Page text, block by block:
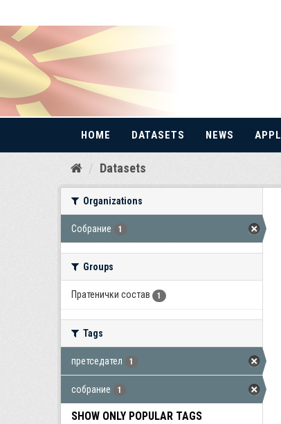
Skip
HOME DATASETS NEWS
Datasets
Organizations
Собрание 1
Groups
Пратенички состав 1
Tags
претседател 1
собрание 1
SHOW ONLY POPULAR TAGS